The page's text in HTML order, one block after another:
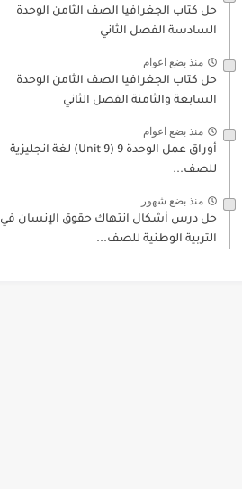
حل كتاب الجغرافيا الصف الثامن الوحدة
السادسة الفصل الثاني
منذ بضع اعوام
حل كتاب الجغرافيا الصف الثامن الوحدة
السابعة والثامنة الفصل الثاني
منذ بضع اعوام
أوراق عمل الوحدة 9 (Unit 9) لغة انجليزية
للصف...
منذ بضع شهور
حل درس أشكال انتهاك حقوق الإنسان في
التربية الوطنية للصف...